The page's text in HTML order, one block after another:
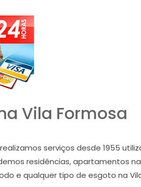
Vila Formosa
serviços desde 1955
residências, apartamentos
e qualquer tipo de esgoto na